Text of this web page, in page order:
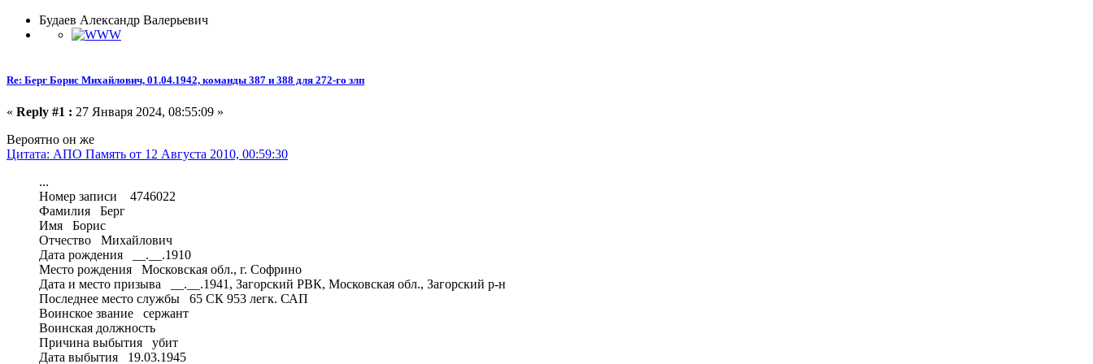
Будаев Александр Валерьевич
Re: Берг Борис Михайлович, 01.04.1942, команды 387 и 388 для 272-го злп
« Reply #1 : 27 Января 2024, 08:55:09 »
Вероятно он же
Цитата: АПО Память от 12 Августа 2010, 00:59:30
...
Номер записи 4746022
Фамилия Берг
Имя Борис
Отчество Михайлович
Дата рождения __.__.1910
Место рождения Московская обл., г. Софрино
Дата и место призыва __.__.1941, Загорский РВК, Московская обл., Загорский р-н
Последнее место службы 65 СК 953 легк. САП
Воинское звание сержант
Воинская должность
Причина выбытия убит
Дата выбытия 19.03.1945